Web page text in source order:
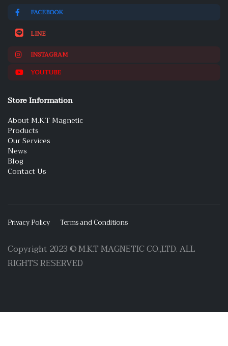
FACEBOOK
LINE
INSTAGRAM
YOUTUBE
Store Information
About M.K.T Magnetic
Products
Our Services
News
Blog
Contact Us
Privacy Policy Terms and Conditions
Copyright 2023 © M.K.T MAGNETIC CO.,LTD. ALL
RIGHTS RESERVED